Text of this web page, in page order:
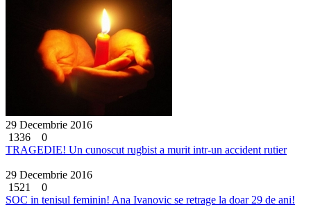
29 Decembrie 2016
1336
0
TRAGEDIE! Un cunoscut rugbist a murit intr-un accident rutier
29 Decembrie 2016
1521
0
SOC in tenisul feminin! Ana Ivanovic se retrage la doar 29 de ani!